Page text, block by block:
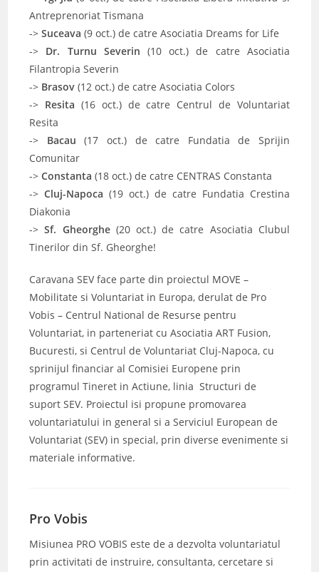
Antreprenoriat Tismana
->Suceava (9 oct.) de catre Asociatia Dreams for Life
-> Dr. Turnu Severin (10 oct.) de catre Asociatia
Filantropia Severin
-> Brasov (12 oct.) de catre Asociatia Colors
-> Resita (16 oct.) de catre Centrul de Voluntariat
Resita
-> Bacau(17 oct.) de catre Fundatia de Sprijin
Comunitar
->Constanta (18 oct.) de catre CENTRAS Constanta
->Cluj-Napoca (19 oct.) de catre Fundatia Crestina
Diakonia
->Sf. Gheorghe(20 oct.) de catre Asociatia Clubul
Tinerilor din Sf. Gheorghe!
Caravana SEV face parte din proiectul MOVE –
Mobilitate si Voluntariat in Europa, derulat de Pro
Vobis – Centrul National de Resurse pentru
Voluntariat, in parteneriat cu Asociatia ART Fusion,
Bucuresti, si Centrul de Voluntariat Cluj-Napoca, cu
sprinijul financiar al Comisiei Europene prin
programul Tineret in Actiune, linia Structuri de
suport SEV. Proiectul isi propune promovarea
voluntariatului in general si a Serviciul European de
Voluntariat (SEV) in special, prin diverse evenimente si
materiale informative.
Pro Vobis
Misiunea PRO VOBIS este de a dezvolta voluntariatul
prin activitati de instruire, consultanta, cercetare si